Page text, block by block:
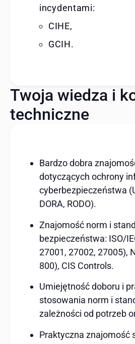
incydentami:
CIHE,
GCIH.
Twoja wiedza i
techniczne
Bardzo dobra
dotyczących ochrony
cyberbezpieczeństwa
DORA, RODO).
Znajomość norm i
bezpieczeństwa: ISO/
27001, 27002, 27005),
800), CIS Controls.
Umiejętność doboru i
stosowania norm i
zależności od potrzeb
Praktyczna znajomość